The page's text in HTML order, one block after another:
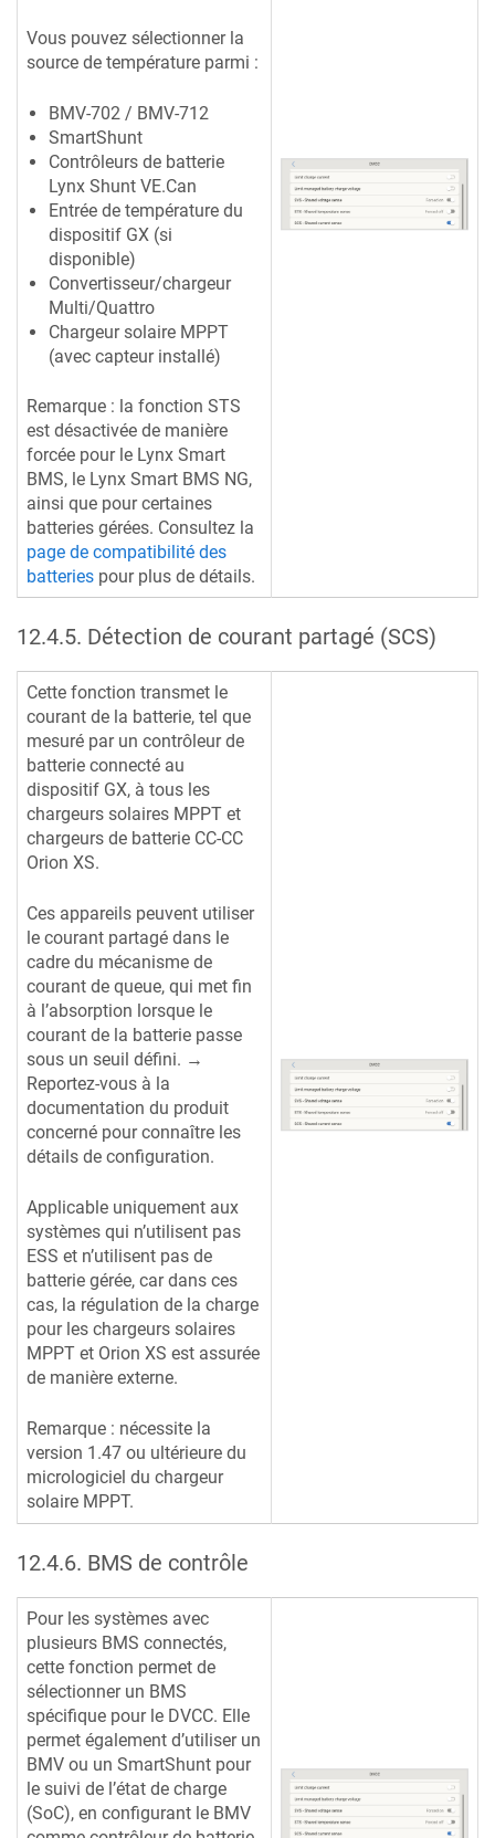
Vous pouvez sélectionner la
source de température parmi :
BMV-702 / BMV-712
SmartShunt
Contrôleurs de batterie
Lynx Shunt VE.Can
Entrée de température du
dispositif GX (si
disponible)
Convertisseur/chargeur
Multi/Quattro
Chargeur solaire MPPT
(avec capteur installé)
Remarque : la fonction STS
est désactivée de manière
forcée pour le Lynx Smart
BMS, le Lynx Smart BMS NG,
ainsi que pour certaines
batteries gérées. Consultez la
page de compatibilité des
batteries pour plus de détails.
12.4.5. Détection de courant partagé (SCS)
Cette fonction transmet le
courant de la batterie, tel que
mesuré par un contrôleur de
batterie connecté au
dispositif GX, à tous les
chargeurs solaires MPPT et
chargeurs de batterie CC-CC
Orion XS.
Ces appareils peuvent utiliser
le courant partagé dans le
cadre du mécanisme de
courant de queue, qui met fin
à l’absorption lorsque le
courant de la batterie passe
sous un seuil défini. →
Reportez-vous à la
documentation du produit
concerné pour connaître les
détails de configuration.
Applicable uniquement aux
systèmes qui n’utilisent pas
ESS et n’utilisent pas de
batterie gérée, car dans ces
cas, la régulation de la charge
pour les chargeurs solaires
MPPT et Orion XS est assurée
de manière externe.
Remarque : nécessite la
version 1.47 ou ultérieure du
micrologiciel du chargeur
solaire MPPT.
12.4.6. BMS de contrôle
Pour les systèmes avec
plusieurs BMS connectés,
cette fonction permet de
sélectionner un BMS
spécifique pour le DVCC. Elle
permet également d’utiliser un
BMV ou un SmartShunt pour
le suivi de l’état de charge
(SoC), en configurant le BMV